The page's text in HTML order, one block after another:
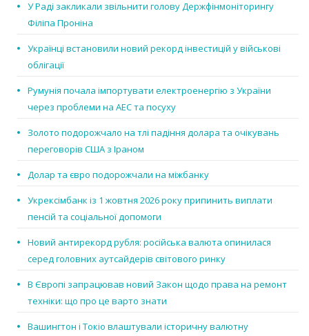
У Раді закликали звільнити голову Держфінмоніторингу
Філіпа Проніна
Українці встановили новий рекорд інвестицій у військові
облігації
Румунія почала імпортувати електроенергію з України
через проблеми на АЕС та посуху
Золото подорожчало на тлі падіння долара та очікувань
переговорів США з Іраном
Долар та євро подорожчали на міжбанку
Укрексімбанк із 1 жовтня 2026 року припинить виплати
пенсій та соціальної допомоги
Новий антирекорд рубля: російська валюта опинилася
серед головних аутсайдерів світового ринку
В Європі запрацював новий Закон щодо права на ремонт
техніки: що про це варто знати
Вашингтон і Токіо влаштували історичну валютну